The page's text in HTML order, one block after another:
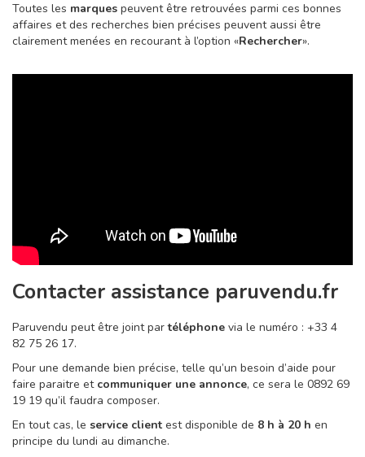
Toutes les marques peuvent être retrouvées parmi ces bonnes
affaires et des recherches bien précises peuvent aussi être
clairement menées en recourant à l’option «Rechercher».
Contacter assistance paruvendu.fr
Paruvendu peut être joint partéléphone via le numéro : +33 4
82 75 26 17.
Pour une demande bien précise, telle qu’un besoin d’aide pour
faire paraitre et communiquer une annonce, ce sera le 0892 69
19 19 qu’il faudra composer.
En tout cas, le service client est disponible de 8 h à 20 h en
principe du lundi au dimanche.